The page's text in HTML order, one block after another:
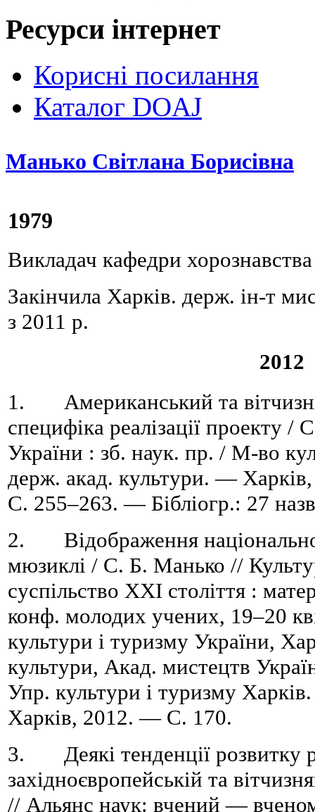
Ресурси інтернет
Корисні посилання
Каталог DOAJ
Манько Світлана Борисівна
1979
Викладач кафедри
Закінчила Харків. держ. ін-т
з 2011 р.
2012
1. Американський та
специфіка реалізації проекту
України : зб. наук. пр. / М-во
держ. акад. культури. —
C. 255–263. — Бібліогр.: 27
2. Відображення
мюзиклі / С. Б. Манько //
суспільство ХХІ століття :
конф. молодих учених, 19–20
культури і туризму України,
культури, Акад. мистецтв
Упр. культури і туризму
Харків, 2012. — C. 170.
3. Деякі тенденції розвитку
західноєвропейській та
// Альянс наук: вчений —